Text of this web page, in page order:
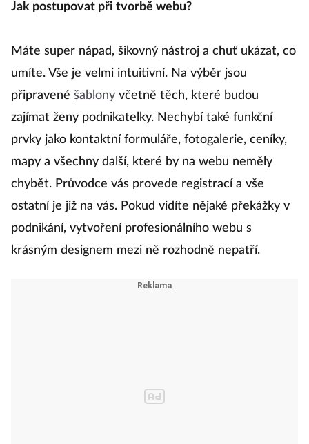
Jak postupovat při tvorbě webu?
Máte super nápad, šikovný nástroj a chuť ukázat, co
umíte. Vše je velmi intuitivní. Na výběr jsou
připravené šablony včetně těch, které budou
zajímat ženy podnikatelky. Nechybí také funkční
prvky jako kontaktní formuláře, fotogalerie, ceníky,
mapy a všechny další, které by na webu neměly
chybět. Průvodce vás provede registrací a vše
ostatní je již na vás. Pokud vidíte nějaké překážky v
podnikání, vytvoření profesionálního webu s
krásným designem mezi ně rozhodně nepatří.